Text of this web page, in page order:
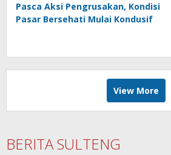
Pasca Aksi Pengrusakan, Kondisi
Pasar Bersehati Mulai Kondusif
View More
BERITA SULTENG